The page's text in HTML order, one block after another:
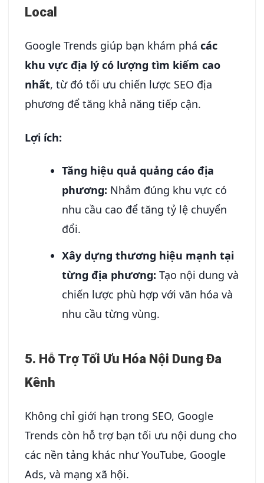
Local
Google Trends giúp bạn khám phá các
khu vực địa lý có lượng tìm kiếm cao
nhất, từ đó tối ưu chiến lược SEO địa
phương để tăng khả năng tiếp cận.
Lợi ích:
Tăng hiệu quả quảng cáo địa
phương: Nhắm đúng khu vực có
nhu cầu cao để tăng tỷ lệ chuyển
đổi.
Xây dựng thương hiệu mạnh tại
từng địa phương: Tạo nội dung và
chiến lược phù hợp với văn hóa và
nhu cầu từng vùng.
5. Hỗ Trợ Tối Ưu Hóa Nội Dung Đa
Kênh
Không chỉ giới hạn trong SEO, Google
Trends còn hỗ trợ bạn tối ưu nội dung cho
các nền tảng khác như YouTube, Google
Ads, và mạng xã hội.